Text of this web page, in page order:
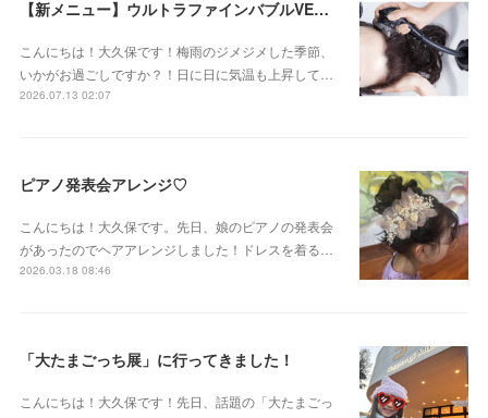
【新メニュー】ウルトラファインバブルVEENA始めました！
こんにちは！大久保です！梅雨のジメジメした季節、
いかがお過ごしですか？！日に日に気温も上昇して…
2026.07.13 02:07
ピアノ発表会アレンジ♡
こんにちは！大久保です。先日、娘のピアノの発表会
があったのでヘアアレンジしました！ドレスを着る…
2026.03.18 08:46
「大たまごっち展」に行ってきました！
こんにちは！大久保です！先日、話題の「大たまごっ